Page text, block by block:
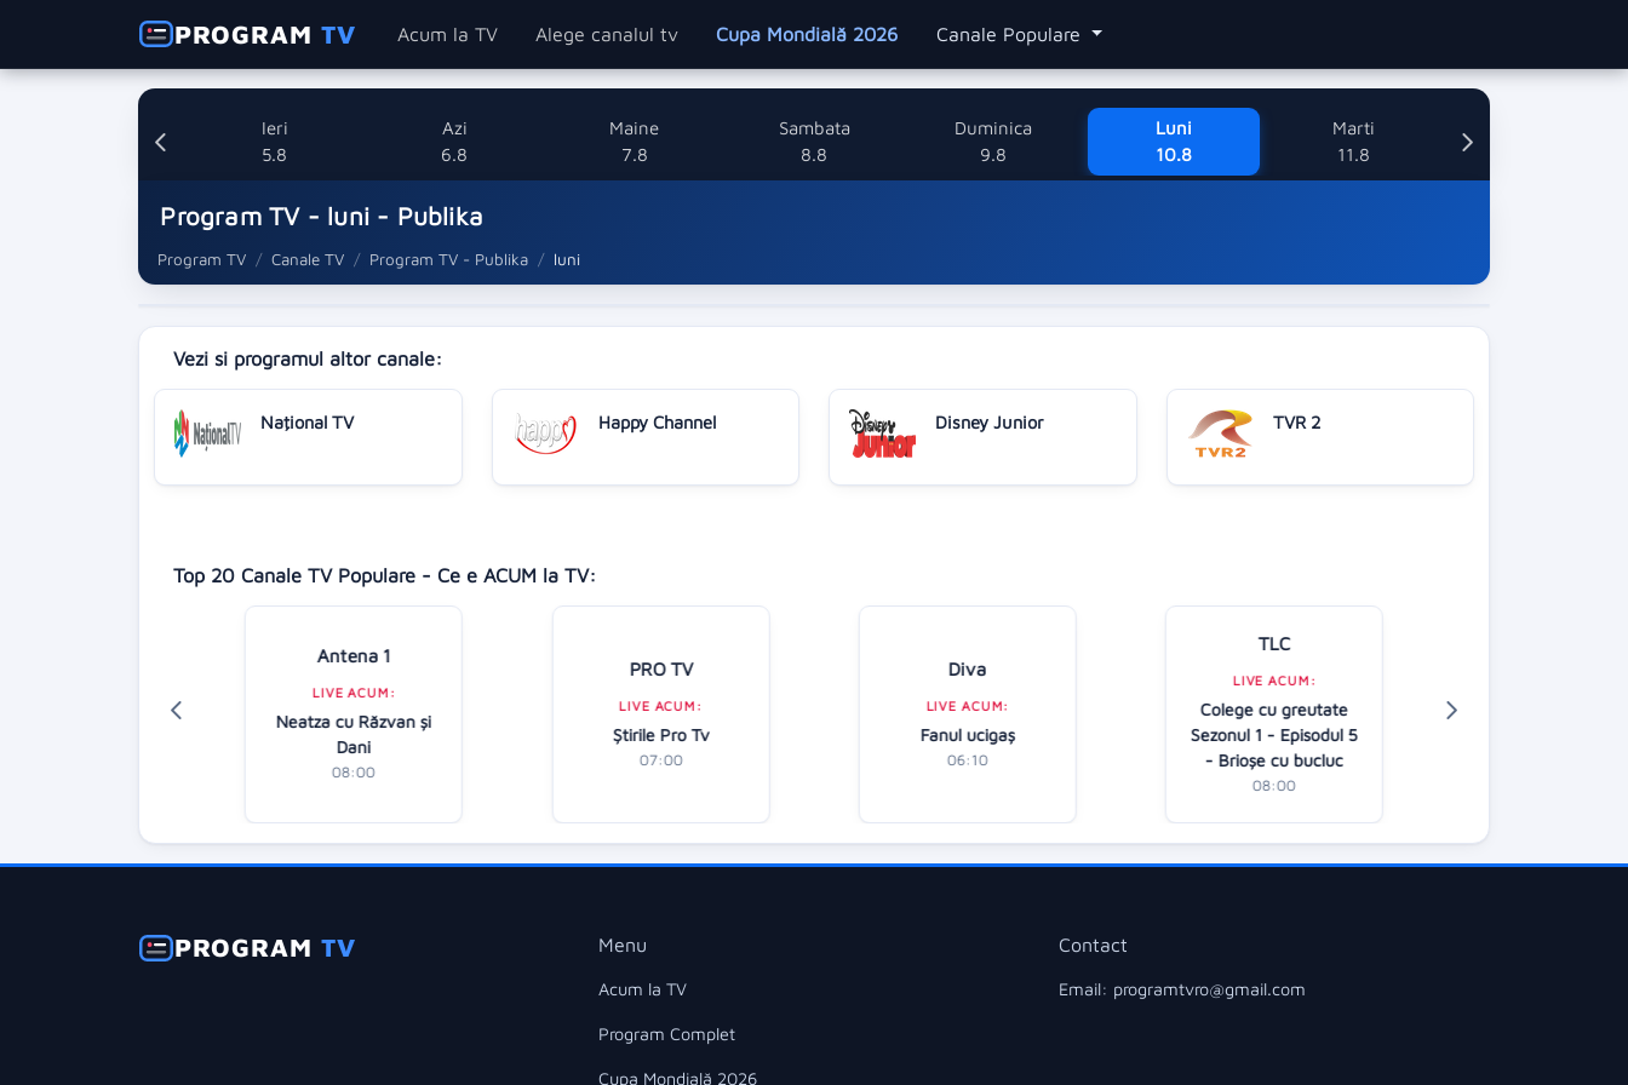
PROGRAMTV Acum la TV Alege canalul tv Cupa Mondială 2026 Canale Populare
Ieri
5.8
Azi
6.8
Maine
7.8
Sambata
8.8
Duminica
9.8
Luni
10.8
Marti
11.8
Program TV - luni - Publika
Program TV Canale TV Program TV - Publika luni
Vezi si programul altor canale:
Naţional TV Happy Channel Disney Junior TVR 2
Top 20 Canale TV Populare - Ce e ACUM la TV:
Antena 1
LIVE ACUM:
Neatza cu Răzvan şi
Dani
08:00
PRO TV
LIVE ACUM:
Ştirile Pro Tv
07:00
Diva
LIVE ACUM:
Fanul ucigaș
06:10
TLC
LIVE ACUM:
Colege cu greutate
Sezonul 1 - Episodul 5
- Brioșe cu bucluc
08:00
PROGRAMTV Menu
Acum la TV
Program Complet
Cupa Mondială 2026
Contact
Email: programtvro@gmail.com